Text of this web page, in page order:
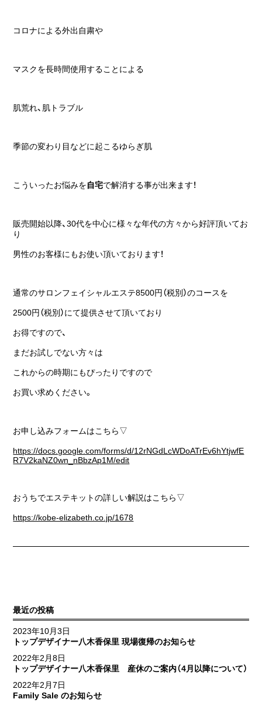
コロナによる外出自粛や
マスクを長時間使用することによる
肌荒れ、肌トラブル
季節の変わり目などに起こるゆらぎ肌
こういったお悩みを自宅で解消する事が出来ます！
販売開始以降、30代を中心に様々な年代の方々から好評頂いてお
り
男性のお客様にもお使い頂いております！
通常のサロンフェイシャルエステ8500円（税別）のコースを
2500円（税別）にて提供させて頂いており
お得ですので、
まだお試しでない方々は
これからの時期にもぴったりですので
お買い求めください。
お申し込みフォームはこちら▽
https://docs.google.com/forms/d/12rNGdLcWDoATrEv6hYtjwfE
R7V2kaNZ0wn_nBbzAp1M/edit
おうちでエステキットの詳しい解説はこちら▽
https://kobe-elizabeth.co.jp/1678
最近の投稿
2023年10月3日
トップデザイナー八木香保里 現場復帰のお知らせ
2022年2月8日
トップデザイナー八木香保里 産休のご案内（4月以降について）
2022年2月7日
Family Sale のお知らせ